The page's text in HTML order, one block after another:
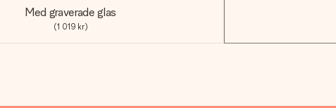
Med graverade glas
(1 019 kr)